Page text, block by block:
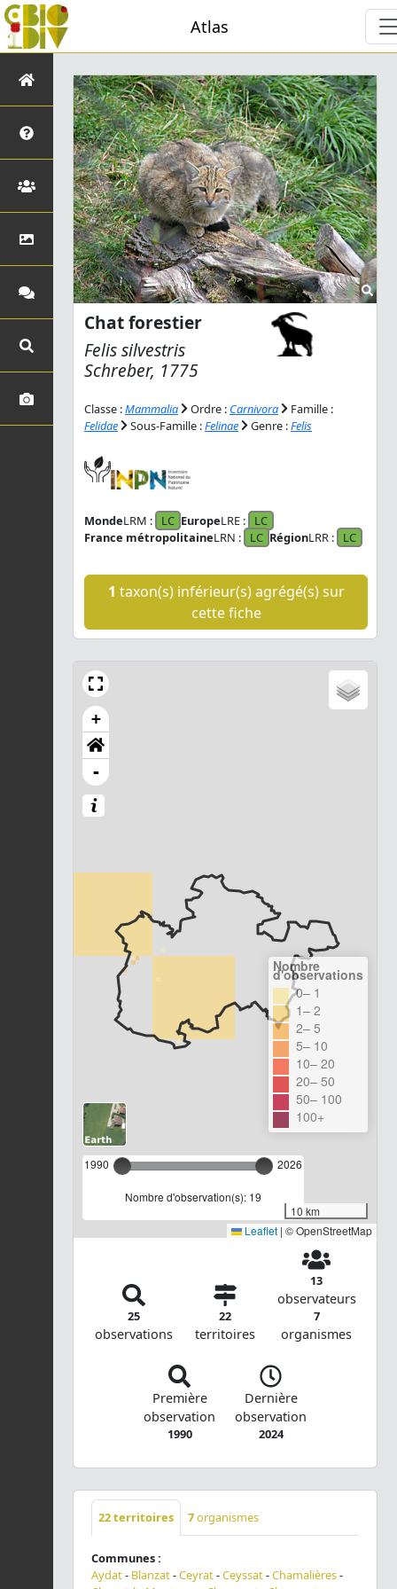
Atlas
Chat forestier
Felis silvestris
Schreber, 1775
Classe :Mammalia Ordre : Carnivora
Famille :
Felidae
Sous-Famille :Felinae Genre :Felis
MondeLRM : LC EuropeLRE :
LC
France métropolitaineLRN : LC RégionLRR : LC
1 taxon(s) inférieur(s) agrégé(s) sur
cette fiche
+
-
1990 2026
Nombre d'observation(s): 19
Nombre
d'observations
0– 1
1– 2
2– 5
5– 10
10– 20
20– 50
50– 100
100+
10 km
Leaflet | © OpenStreetMap
25
observations
22
territoires
13
observateurs
7
organismes
Première
observation
1990
Dernière
observation
2024
22territoires 7organismes
Communes :
Aydat- Blanzat-Ceyrat-Ceyssat-Chamalières-